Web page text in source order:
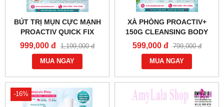
BÚT TRỊ MỤN CỰC MẠNH
PROACTIV QUICK FIX
BLEMISH PEN 6% SULFUR
HIỆU QUẢ NHANH (6ML) -
0858193968 - 0944193968 -
AMYLALASHOP.COM -
999,000 đ 1,199,000 đ
MUA NGAY
XÀ PHÒNG PROACTIV+
150G CLEANSING BODY
BAR SOAP TRỊ MỤN SÁNG
DA - 0858193968 -
0944193968 -
AMYLALASHOP.COM -
599,000 đ 799,000 đ
MUA NGAY
-16%